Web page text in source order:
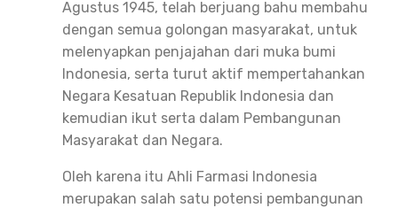
Agustus 1945, telah berjuang bahu membahu
dengan semua golongan masyarakat, untuk
melenyapkan penjajahan dari muka bumi
Indonesia, serta turut aktif mempertahankan
Negara Kesatuan Republik Indonesia dan
kemudian ikut serta dalam Pembangunan
Masyarakat dan Negara.
Oleh karena itu Ahli Farmasi Indonesia
merupakan salah satu potensi pembangunan